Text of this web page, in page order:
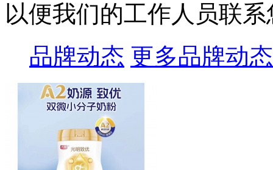
以便我们的工作人员联
品牌动态 更多品牌动态